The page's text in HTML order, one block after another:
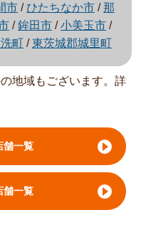
市 / ひたちなか市 /那
/鉾田市 /小美玉市 /
町 /東茨城郡城里町
地域もございます。詳
舗一覧
舗一覧